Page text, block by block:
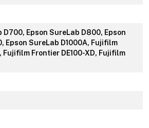
D700, Epson SureLab D800, Epson
Epson SureLab D1000A, Fujifilm
Fujifilm Frontier DE100-XD, Fujifilm